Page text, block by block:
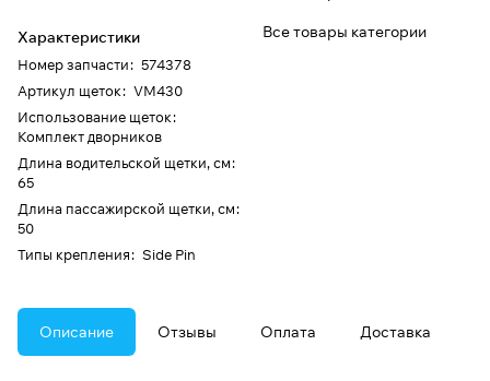
Характеристики
Номер запчасти: 574378
Артикул щеток: VM430
Использование щеток:
Комплект дворников
Длина водительской щетки, см:
65
Длина пассажирской щетки, см:
50
Типы крепления: Side Pin
Все товары категории
Описание Отзывы Оплата Доставка